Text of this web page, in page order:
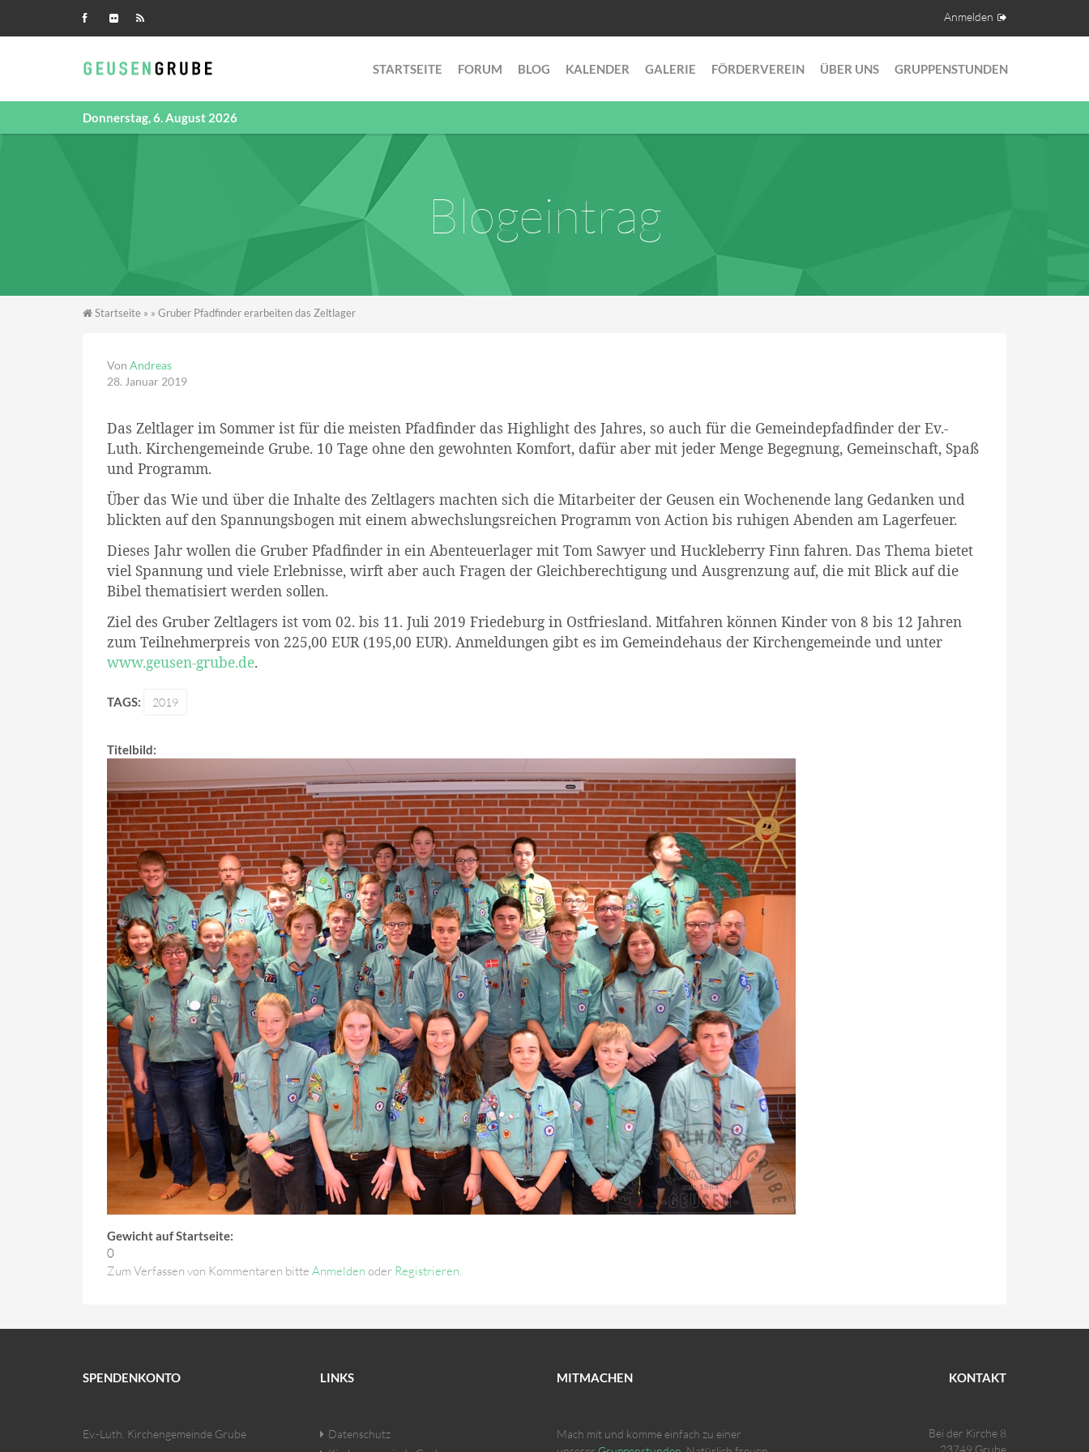
Anmelden
Donnerstag, 6. August 2026
STARTSEITE FORUM BLOG KALENDER GALERIE FÖRDERVEREIN ÜBER UNS GRUPPENSTUNDEN
Blogeintrag
Sie sind hier
Startseite » » Gruber Pfadfinder erarbeiten das Zeltlager
Von Andreas
28. Januar 2019
Das Zeltlager im Sommer ist für die meisten Pfadfinder das Highlight des Jahres, so auch für die Gemeindepfadfinder der Ev.-
Luth. Kirchengemeinde Grube. 10 Tage ohne den gewohnten Komfort, dafür aber mit jeder Menge Begegnung, Gemeinschaft, Spaß
und Programm.
Über das Wie und über die Inhalte des Zeltlagers machten sich die Mitarbeiter der Geusen ein Wochenende lang Gedanken und
blickten auf den Spannungsbogen mit einem abwechslungsreichen Programm von Action bis ruhigen Abenden am Lagerfeuer.
Dieses Jahr wollen die Gruber Pfadfinder in ein Abenteuerlager mit Tom Sawyer und Huckleberry Finn fahren. Das Thema bietet
viel Spannung und viele Erlebnisse, wirft aber auch Fragen der Gleichberechtigung und Ausgrenzung auf, die mit Blick auf die
Bibel thematisiert werden sollen.
Ziel des Gruber Zeltlagers ist vom 02. bis 11. Juli 2019 Friedeburg in Ostfriesland. Mitfahren können Kinder von 8 bis 12 Jahren
zum Teilnehmerpreis von 225,00 EUR (195,00 EUR). Anmeldungen gibt es im Gemeindehaus der Kirchengemeinde und unter
www.geusen-grube.de.
TAGS: 2019
Titelbild:
Gewicht auf Startseite:
0
Zum Verfassen von Kommentaren bitte Anmelden oder Registrieren.
SPENDENKONTO
Ev.-Luth. Kirchengemeinde Grube
LINKS
Datenschutz
MITMACHEN
Mach mit und komme einfach zu einer
KONTAKT
Bei der Kirche 8
23749 Grube